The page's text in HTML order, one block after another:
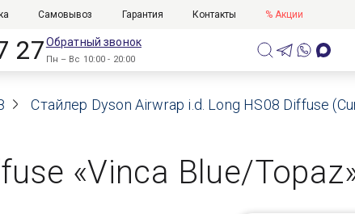
Самовывоз Гарантия Контакты % Акции
27Обратный звонок
Пн – Вс 10:00 - 20:00
Стайлер Dyson Airwrap i.d. Long HS08 Diffuse
«Vinca Blue/